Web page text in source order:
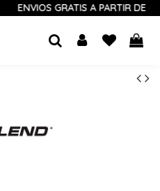
GRATIS A PARTIR DE 60 €